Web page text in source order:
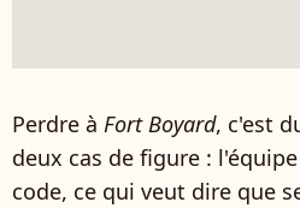
Perdre à Fort Boyard, c'est
deux cas de figure :
code, ce qui veut dire que